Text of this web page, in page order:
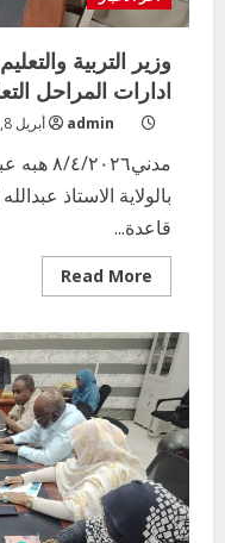
وزير التربية
ادارات المراحل
admin أبريل 8, 2026
مدني٨/
بالولاية الاستاذ
قاعدة...
Read More
more
التربية
والتعليم
بالولاية
يترأس
أجتماع
مديري
ادارات
المراحل
التعليمية